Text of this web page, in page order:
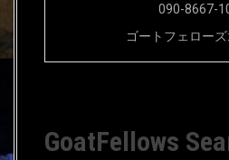
090-8667-
ゴートフェロー
GoatFellows